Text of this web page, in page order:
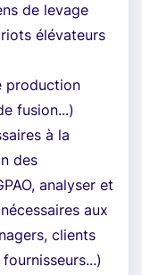
de levage
élévateurs
production
fusion...)
à la
des
analyser et
aux
clients